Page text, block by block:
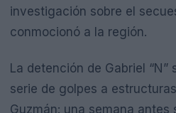
investigación sobre el
conmocionó a la región.
La detención de Gabriel “N”
serie de golpes a
Guzmán: una semana